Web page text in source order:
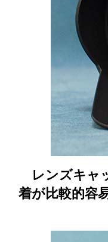
レンズキャ
着が比較的容